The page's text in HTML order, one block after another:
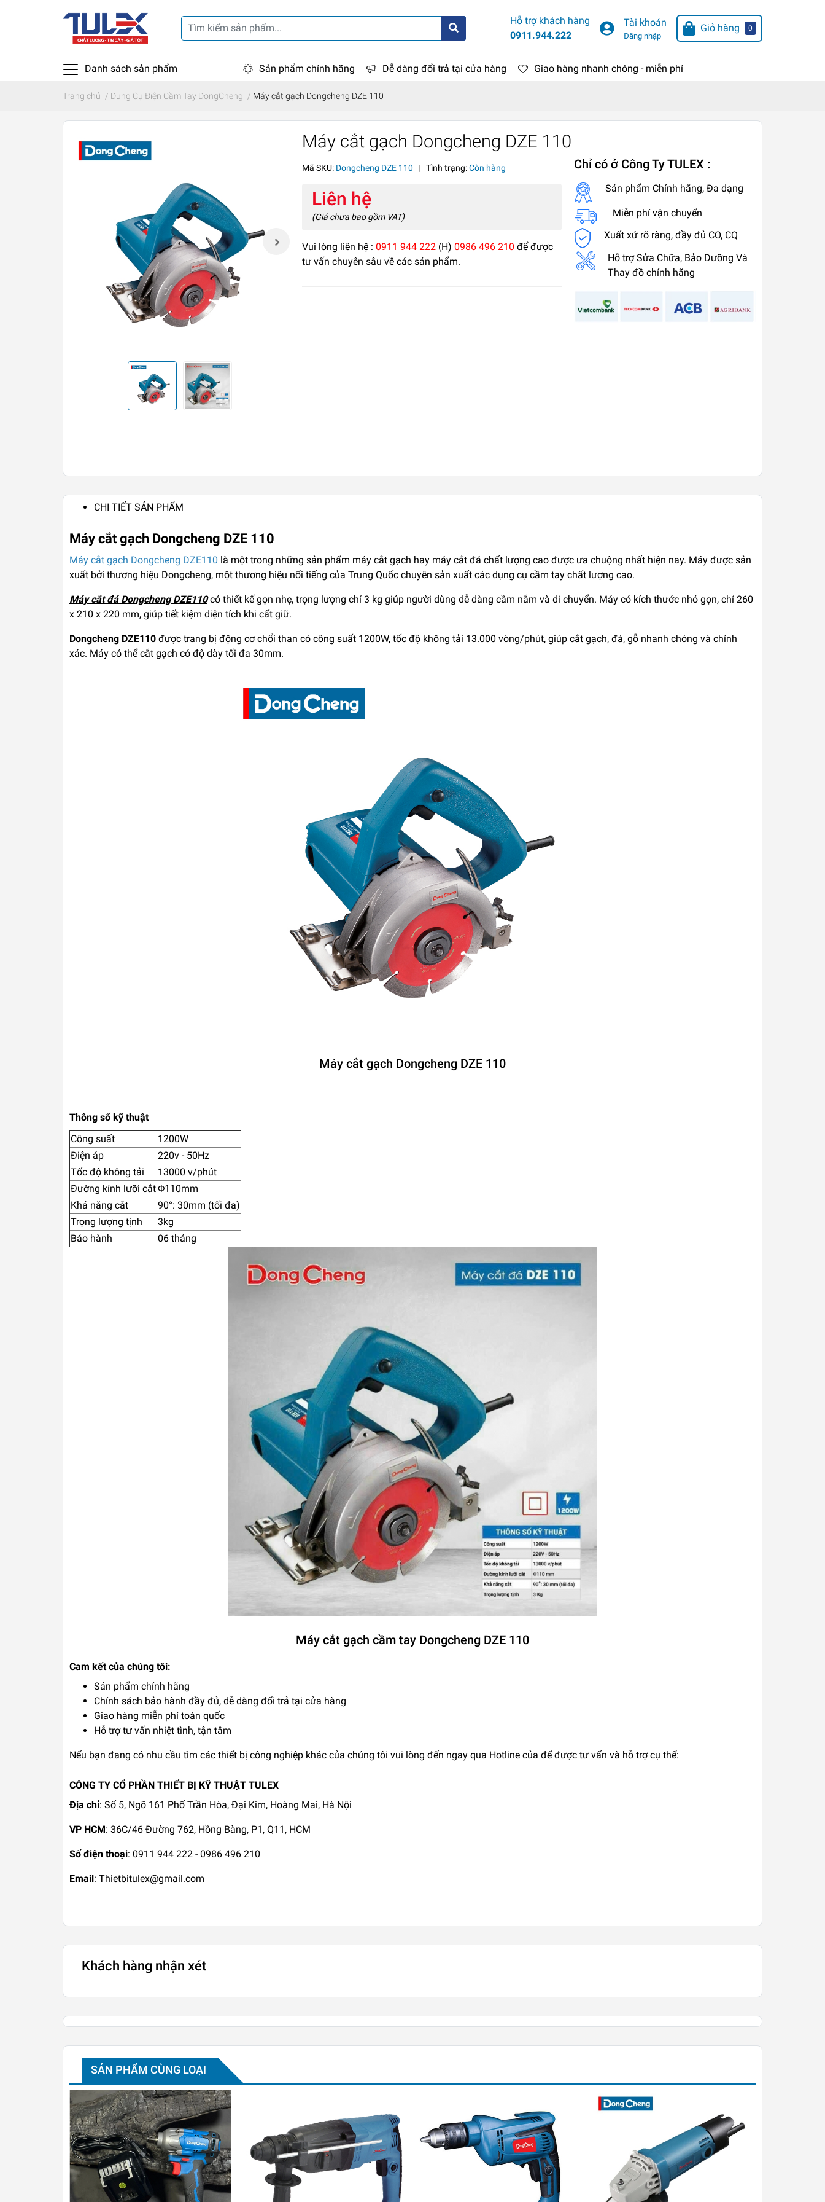
Hỗ trợ khách hàng
0911.944.222
Tài khoản
Đăng nhập
Giỏ hàng 0
Danh sách sản phẩm Sản phẩm chính hãng Dễ dàng đổi trả tại cửa hàng Giao hàng nhanh chóng - miễn phí
Trang chủ / Dụng Cụ Điện Cầm Tay DongCheng / Máy cắt gạch Dongcheng DZE 110
Máy cắt gạch Dongcheng DZE 110
Mã SKU: Dongcheng DZE 110 | Tình trạng:Còn hàng
Liên hệ
(Giá chưa bao gồm VAT)
Vui lòng liên hệ :0911 944 222 (H)0986 496 210 để được
tư vấn chuyên sâu về các sản phẩm.
Chỉ có ở Công Ty TULEX :
Sản phẩm Chính hãng, Đa dạng
Miễn phí vận chuyển
Xuất xứ rõ ràng, đầy đủ CO, CQ
Hỗ trợ Sửa Chữa, Bảo Dưỡng Và
Thay đồ chính hãng
CHI TIẾT SẢN PHẨM
Máy cắt gạch Dongcheng DZE 110
Máy cắt gạch Dongcheng DZE110 là một trong những sản phẩm máy cắt gạch hay máy cắt đá chất lượng cao được ưa chuộng nhất hiện nay. Máy được sản
xuất bởi thương hiệu Dongcheng, một thương hiệu nổi tiếng của Trung Quốc chuyên sản xuất các dụng cụ cầm tay chất lượng cao.
Máy cắt đá Dongcheng DZE110có thiết kế gọn nhẹ, trọng lượng chỉ 3 kg giúp người dùng dễ dàng cầm nắm và di chuyển. Máy có kích thước nhỏ gọn, chỉ 260
x 210 x 220 mm, giúp tiết kiệm diện tích khi cất giữ.
Dongcheng DZE110 được trang bị động cơ chổi than có công suất 1200W, tốc độ không tải 13.000 vòng/phút, giúp cắt gạch, đá, gỗ nhanh chóng và chính
xác. Máy có thể cắt gạch có độ dày tối đa 30mm.
Máy cắt gạch Dongcheng DZE 110
Thông số kỹ thuật
Công suất
1200W
Điện áp
220v - 50Hz
Tốc độ không tải
13000 v/phút
Đường kính lưỡi cắtΦ110mm
Khả năng cắt
90°: 30mm (tối đa)
Trọng lượng tịnh
3kg
Bảo hành
06 tháng
Máy cắt gạch cầm tay Dongcheng DZE 110
Cam kết của chúng tôi:
Sản phẩm chính hãng
Chính sách bảo hành đầy đủ, dễ dàng đổi trả tại cửa hàng
Giao hàng miễn phí toàn quốc
Hỗ trợ tư vấn nhiệt tình, tận tâm
Nếu bạn đang có nhu cầu tìm các thiết bị công nghiệp khác của chúng tôi vui lòng đến ngay qua Hotline của để được tư vấn và hỗ trợ cụ thể:
CÔNG TY CỔ PHẦN THIẾT BỊ KỸ THUẬT TULEX
Địa chỉ: Số 5, Ngõ 161 Phố Trần Hòa, Đại Kim, Hoàng Mai, Hà Nội
VP HCM: 36C/46 Đường 762, Hồng Bàng, P1, Q11, HCM
Số điện thoại: 0911 944 222 - 0986 496 210
Email : Thietbitulex@gmail.com
Khách hàng nhận xét
SẢN PHẨM CÙNG LOẠI